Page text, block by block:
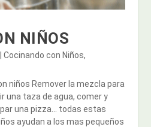
NIÑOS
| Cocinando con Niños,
niños Remover la mezcla para
una taza de agua, comer y
una pizza… todas estas
ayudan a los mas pequeños